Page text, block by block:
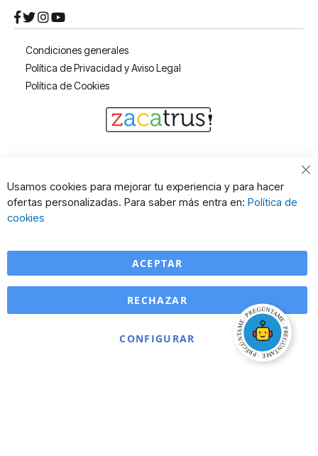
Condiciones generales
Política de Privacidad y Aviso Legal
Política de Cookies
Usamos cookies para mejorar tu experiencia y para hacer
ofertas personalizadas. Para saber más entra en: Política de
cookies
ACEPTAR
CONFIGURAR
RECHAZAR